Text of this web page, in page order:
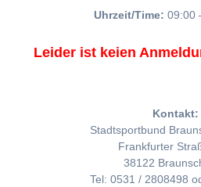
Uhrzeit/Time: 09:00
Leider ist keien
Kontakt:
Stadtsportbund
Frankfurter
38122
Tel: 0531 / 2808498